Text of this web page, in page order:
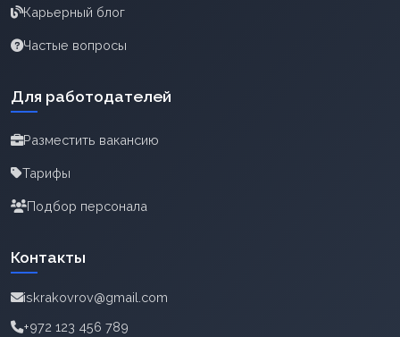
Карьерный блог
Частые вопросы
Для работодателей
Разместить вакансию
Тарифы
Подбор персонала
Контакты
iskrakovrov@gmail.com
+972 123 456 789